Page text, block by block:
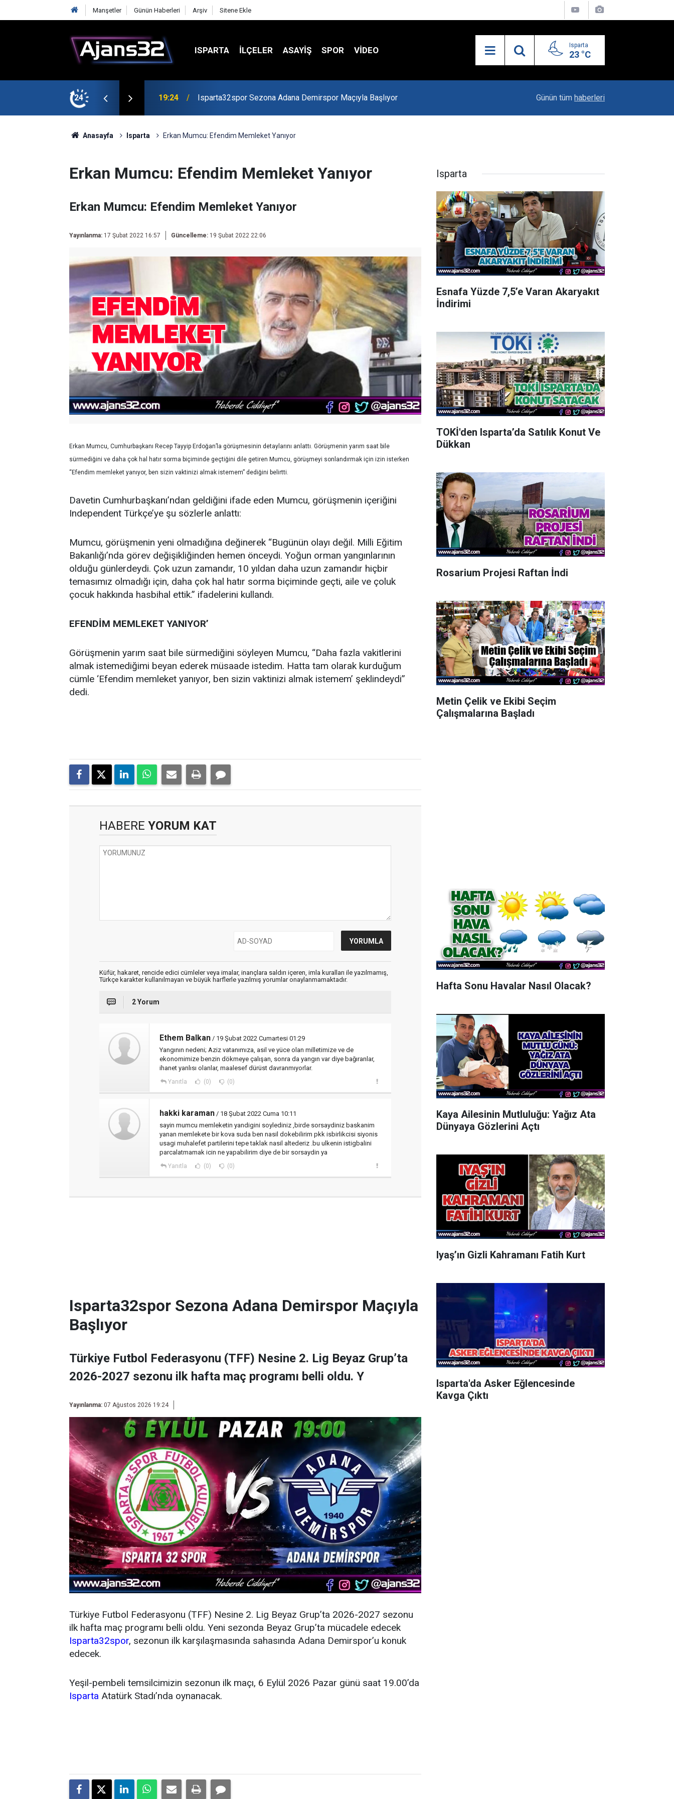
Manşetler Günün Haberleri Arşiv Sitene Ekle
ISPARTA İLÇELER ASAYİŞ SPOR VIDEO Isparta
23 °C
24
Maçıyla Başlıyor 19:22 Isparta Kredi Batağında Vali Erin: Bu İşin Kenarında Olanlara Bile Bu
Günün tüm haberleri
Anasayfa Isparta Erkan Mumcu: Efendim Memleket Yanıyor
Erkan Mumcu: Efendim Memleket Yanıyor
Erkan Mumcu: Efendim Memleket Yanıyor
Yayınlanma: 17 Şubat 2022 16:57 Güncelleme: 19 Şubat 2022 22:06
Erkan Mumcu, Cumhurbaşkanı Recep Tayyip Erdoğan’la görüşmesinin detaylarını anlattı. Görüşmenin yarım saat bile
sürmediğini ve daha çok hal hatır sorma biçiminde geçtiğini dile getiren Mumcu, görüşmeyi sonlandırmak için izin isterken
“Efendim memleket yanıyor, ben sizin vaktinizi almak istemem” dediğini belirtti.
Davetin Cumhurbaşkanı’ndan geldiğini ifade eden Mumcu, görüşmenin içeriğini
Independent Türkçe’ye şu sözlerle anlattı:
Mumcu, görüşmenin yeni olmadığına değinerek “Bugünün olayı değil. Milli Eğitim
Bakanlığı’nda görev değişikliğinden hemen önceydi. Yoğun orman yangınlarının
olduğu günlerdeydi. Çok uzun zamandır, 10 yıldan daha uzun zamandır hiçbir
temasımız olmadığı için, daha çok hal hatır sorma biçiminde geçti, aile ve çoluk
çocuk hakkında hasbihal ettik.” ifadelerini kullandı.
EFENDİM MEMLEKET YANIYOR’
Görüşmenin yarım saat bile sürmediğini söyleyen Mumcu, “Daha fazla vakitlerini
almak istemediğimi beyan ederek müsaade istedim. Hatta tam olarak kurduğum
cümle ‘Efendim memleket yanıyor, ben sizin vaktinizi almak istemem’ şeklindeydi”
dedi.
HABERE YORUM KAT
Küfür, hakaret, rencide edici cümleler veya imalar, inançlara saldırı içeren, imla kuralları ile yazılmamış,
Türkçe karakter kullanılmayan ve büyük harflerle yazılmış yorumlar onaylanmamaktadır.
2 Yorum
Ethem Balkan / 19 Şubat 2022 Cumartesi 01:29
Yangının nedeni; Aziz vatanımıza, asil ve yüce olan milletimize ve de
ekonomimize benzin dökmeye çalışan, sonra da yangın var diye bağıranlar,
ihanet yanlısı olanlar, maalesef dürüst davranmıyorlar.
Yanıtla (0) (0)
hakki karaman / 18 Şubat 2022 Cuma 10:11
sayin mumcu memleketin yandigini soylediniz ,birde sorsaydiniz baskanim
yanan memlekete bir kova suda ben nasil dokebilirim pkk isbirlikcisi siyonis
usagi muhalefet partilerini tepe taklak nasil altederiz .bu ulkenin istigbalini
parcalatmamak icin ne yapabilirim diye de bir sorsaydin ya
Yanıtla (0) (0)
Isparta32spor Sezona Adana Demirspor Maçıyla
Başlıyor
Türkiye Futbol Federasyonu (TFF) Nesine 2. Lig Beyaz Grup’ta
2026-2027 sezonu ilk hafta maç programı belli oldu. Y
Yayınlanma: 07 Ağustos 2026 19:24
Türkiye Futbol Federasyonu (TFF) Nesine 2. Lig Beyaz Grup’ta 2026-2027 sezonu
ilk hafta maç programı belli oldu. Yeni sezonda Beyaz Grup’ta mücadele edecek
Isparta32spor, sezonun ilk karşılaşmasında sahasında Adana Demirspor’u konuk
edecek.
Yeşil-pembeli temsilcimizin sezonun ilk maçı, 6 Eylül 2026 Pazar günü saat 19.00’da
Isparta Atatürk Stadı’nda oynanacak.
Isparta
Esnafa Yüzde 7,5’e Varan Akaryakıt
İndirimi
TOKİ'den Isparta’da Satılık Konut Ve
Dükkan
Rosarium Projesi Raftan İndi
Metin Çelik ve Ekibi Seçim
Çalışmalarına Başladı
Hafta Sonu Havalar Nasıl Olacak?
Kaya Ailesinin Mutluluğu: Yağız Ata
Dünyaya Gözlerini Açtı
Iyaş’ın Gizli Kahramanı Fatih Kurt
Isparta'da Asker Eğlencesinde
Kavga Çıktı